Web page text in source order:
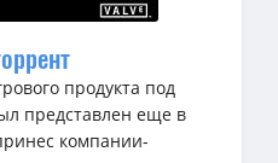
продукта под
представлен еще в
компании-